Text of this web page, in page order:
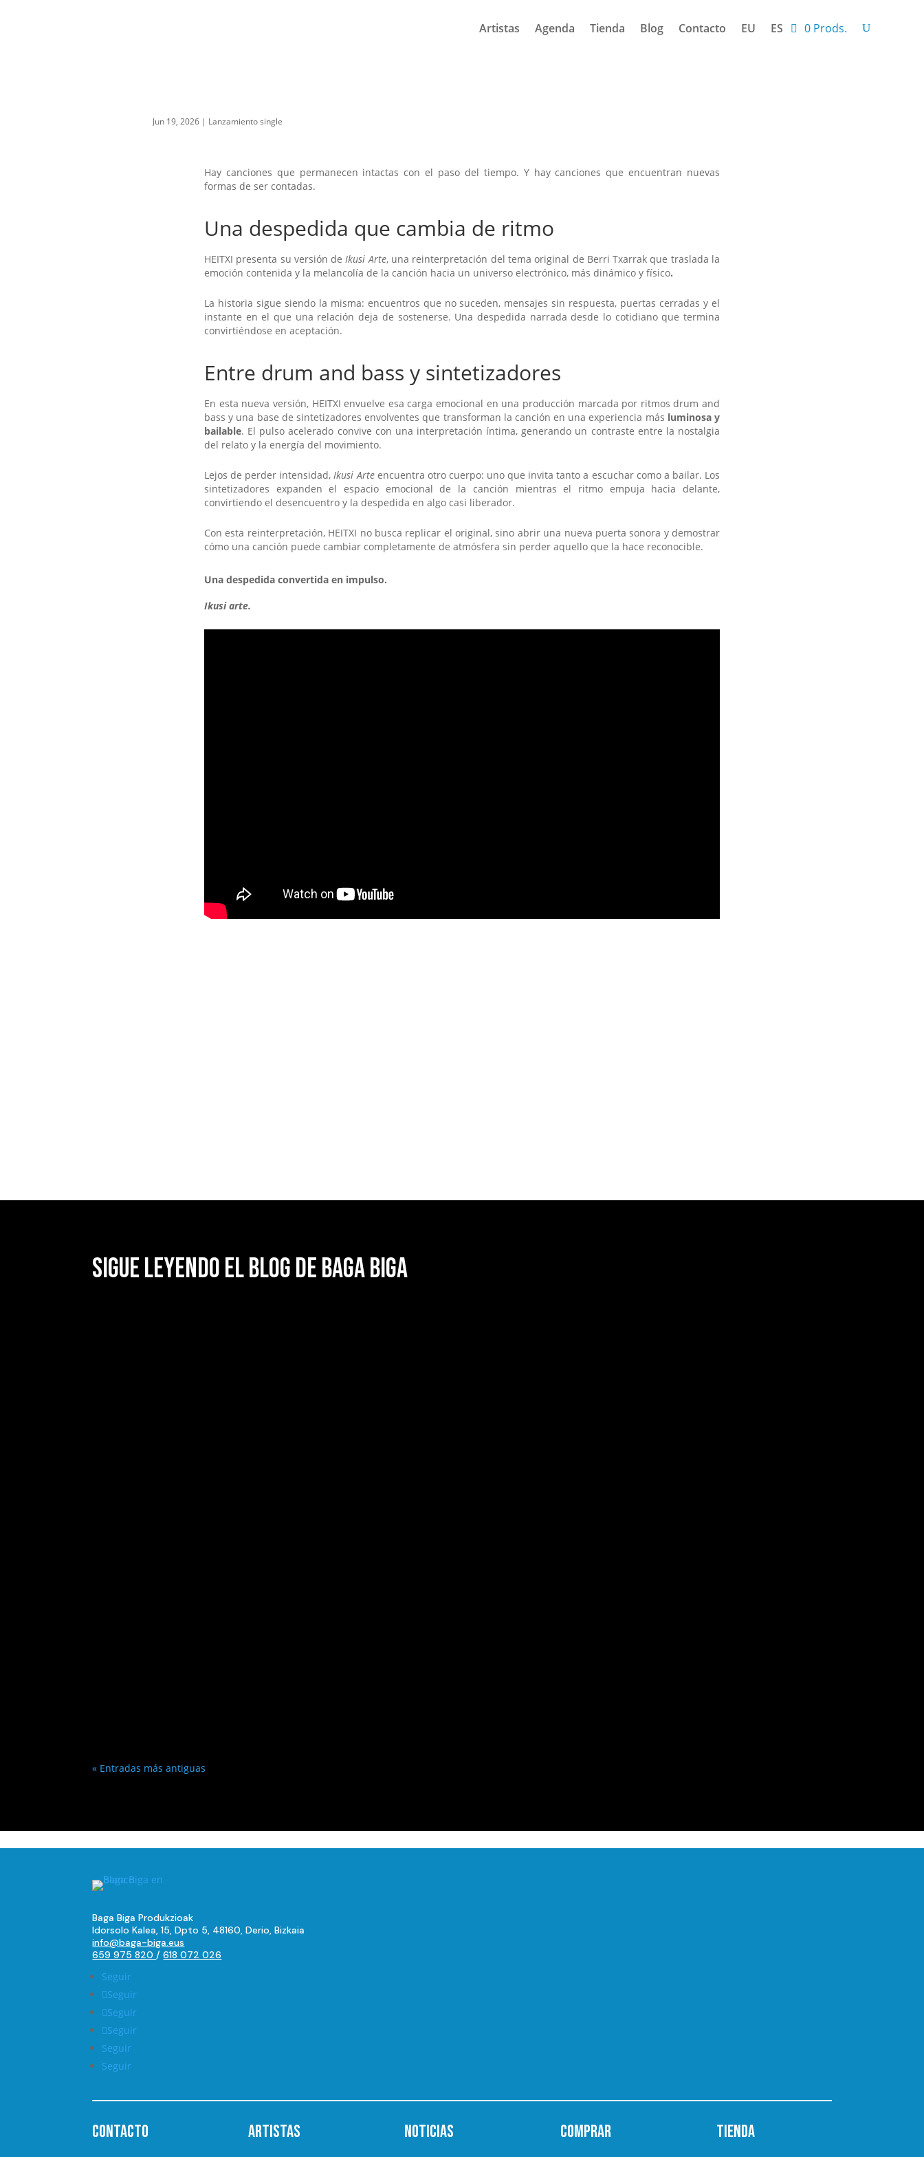
Artistas Agenda Tienda Blog Contacto EU ES 0 Prods.
Jun 19, 2026 | Lanzamiento single
Hay canciones que permanecen intactas con el paso del tiempo. Y hay canciones que encuentran nuevas
formas de ser contadas.
Una despedida que cambia de ritmo
HEITXI presenta su versión deIkusi Arte, una reinterpretación del tema original de Berri Txarrak que traslada la
emoción contenida y la melancolía de la canción hacia un universo electrónico, más dinámico y físico.
La historia sigue siendo la misma: encuentros que no suceden, mensajes sin respuesta, puertas cerradas y el
instante en el que una relación deja de sostenerse. Una despedida narrada desde lo cotidiano que termina
convirtiéndose en aceptación.
Entre drum and bass y sintetizadores
En esta nueva versión, HEITXI envuelve esa carga emocional en una producción marcada por ritmos drum and
bass y una base de sintetizadores envolventes que transforman la canción en una experiencia más luminosa y
bailable. El pulso acelerado convive con una interpretación íntima, generando un contraste entre la nostalgia
del relato y la energía del movimiento.
Lejos de perder intensidad,Ikusi Arteencuentra otro cuerpo: uno que invita tanto a escuchar como a bailar. Los
sintetizadores expanden el espacio emocional de la canción mientras el ritmo empuja hacia delante,
convirtiendo el desencuentro y la despedida en algo casi liberador.
Con esta reinterpretación, HEITXI no busca replicar el original, sino abrir una nueva puerta sonora y demostrar
cómo una canción puede cambiar completamente de atmósfera sin perder aquello que la hace reconocible.
Una despedida convertida en impulso.
Ikusi arte.
Sigue leyendo el blog de Baga Biga
« Entradas más antiguas
Baga Biga Produkzioak
Idorsolo Kalea, 15, Dpto 5, 48160, Derio, Bizkaia
info@baga-biga.eus
659 975 820/618 072 026
Seguir
Seguir
Seguir
Seguir
Seguir
Seguir
Contacto Artistas Noticias Comprar Tienda